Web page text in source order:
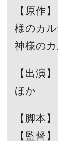
【原作
様のカ
神様の
【出演
ほか
【脚本
【監督